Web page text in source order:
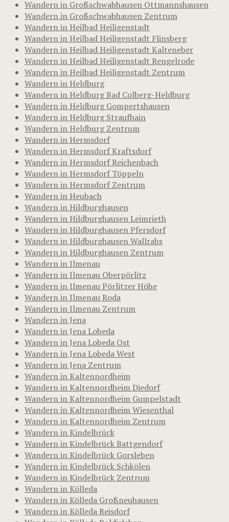
Wandern in Großschwabhausen Ottmannshausen
Wandern in Großschwabhausen Zentrum
Wandern in Heilbad Heiligenstadt
Wandern in Heilbad Heiligenstadt Flinsberg
Wandern in Heilbad Heiligenstadt Kalteneber
Wandern in Heilbad Heiligenstadt Rengelrode
Wandern in Heilbad Heiligenstadt Zentrum
Wandern in Heldburg
Wandern in Heldburg Bad Colberg-Heldburg
Wandern in Heldburg Gompertshausen
Wandern in Heldburg Straufhain
Wandern in Heldburg Zentrum
Wandern in Hermsdorf
Wandern in Hermsdorf Kraftsdorf
Wandern in Hermsdorf Reichenbach
Wandern in Hermsdorf Töppeln
Wandern in Hermsdorf Zentrum
Wandern in Heubach
Wandern in Hildburghausen
Wandern in Hildburghausen Leimrieth
Wandern in Hildburghausen Pfersdorf
Wandern in Hildburghausen Wallrabs
Wandern in Hildburghausen Zentrum
Wandern in Ilmenau
Wandern in Ilmenau Oberpörlitz
Wandern in Ilmenau Pörlitzer Höhe
Wandern in Ilmenau Roda
Wandern in Ilmenau Zentrum
Wandern in Jena
Wandern in Jena Lobeda
Wandern in Jena Lobeda Ost
Wandern in Jena Lobeda West
Wandern in Jena Zentrum
Wandern in Kaltennordheim
Wandern in Kaltennordheim Diedorf
Wandern in Kaltennordheim Gumpelstadt
Wandern in Kaltennordheim Wiesenthal
Wandern in Kaltennordheim Zentrum
Wandern in Kindelbrück
Wandern in Kindelbrück Battgendorf
Wandern in Kindelbrück Gorsleben
Wandern in Kindelbrück Schkölen
Wandern in Kindelbrück Zentrum
Wandern in Kölleda
Wandern in Kölleda Großneuhausen
Wandern in Kölleda Reisdorf